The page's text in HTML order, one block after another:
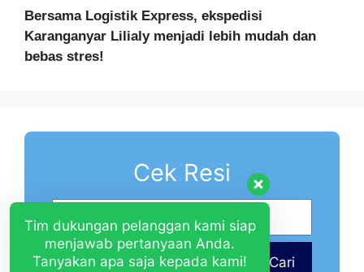
Bersama Logistik Express, ekspedisi
Karanganyar Lilialy menjadi lebih mudah dan
bebas stres!
Cek Resi
Cari
Tim dukungan pelanggan kami siap
menjawab pertanyaan Anda.
Tanyakan apa saja kepada kami!